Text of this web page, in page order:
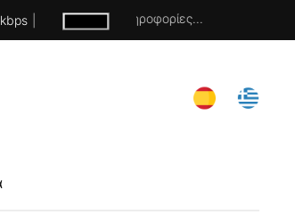
Χωρίς πληροφορίες...